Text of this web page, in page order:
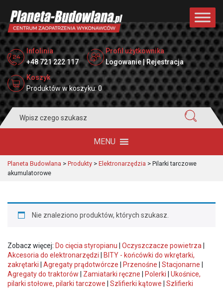
Infolinia
+48 721 222 117
Profil użytkownika
Logowanie | Rejestracja
Koszyk
Produktów w koszyku: 0
for:
MENU
Planeta Budowlana > Produkty > Elektronarzędzia > Pilarki tarczowe
akumulatorowe
Nie znaleziono produktów, których szukasz.
Zobacz więcej: Do cięcia styropianu Oczyszczacze powietrza
Akcesoria do elektronarzędzi
BITY - końcówki do wkrętarki,
zakrętarki
Agregaty prądotwórcze Przenośne Stacjonarne
Agregaty do traktorów
Zamiatarki ręczne Polerki
Ukośnice,
pilarki stołowe, pilarki tarczowe
Szlifierki kątowe
Szlifierki